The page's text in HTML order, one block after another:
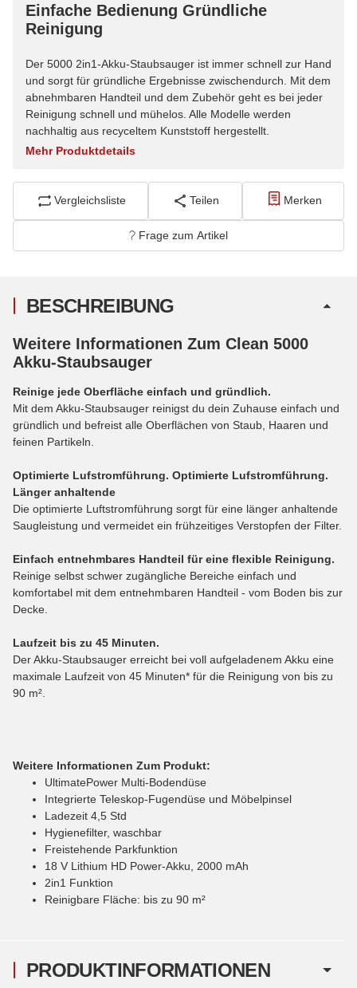
Einfache Bedienung Gründliche
Reinigung
Der 5000 2in1-Akku-Staubsauger ist immer schnell zur Hand
und sorgt für gründliche Ergebnisse zwischendurch. Mit dem
abnehmbaren Handteil und dem Zubehör geht es bei jeder
Reinigung schnell und mühelos. Alle Modelle werden
nachhaltig aus recyceltem Kunststoff hergestellt.
Mehr Produktdetails
Vergleichsliste Teilen Merken
Frage zum Artikel
PRODUKTINFORMATIONEN
BESCHREIBUNG
Weitere Informationen Zum Clean 5000
Akku-Staubsauger
Reinige jede Oberfläche einfach und gründlich.
Mit dem Akku-Staubsauger reinigst du dein Zuhause einfach und
gründlich und befreist alle Oberflächen von Staub, Haaren und
feinen Partikeln.
Optimierte Lufstromführung. Optimierte Lufstromführung.
Länger anhaltende
Die optimierte Luftstromführung sorgt für eine länger anhaltende
Saugleistung und vermeidet ein frühzeitiges Verstopfen der Filter.
Einfach entnehmbares Handteil für eine flexible Reinigung.
Reinige selbst schwer zugängliche Bereiche einfach und
komfortabel mit dem entnehmbaren Handteil - vom Boden bis zur
Decke.
Laufzeit bis zu 45 Minuten.
Der Akku-Staubsauger erreicht bei voll aufgeladenem Akku eine
maximale Laufzeit von 45 Minuten* für die Reinigung von bis zu
90 m².
Weitere Informationen Zum Produkt:
UltimatePower Multi-Bodendüse
Integrierte Teleskop-Fugendüse und Möbelpinsel
Ladezeit 4,5 Std
Hygienefilter, waschbar
Freistehende Parkfunktion
18 V Lithium HD Power-Akku, 2000 mAh
2in1 Funktion
Reinigbare Fläche: bis zu 90 m²